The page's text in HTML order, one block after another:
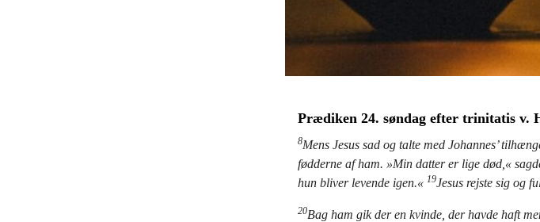
Prædiken 24. søndag efter trinitatis v.
8Mens Jesus sad og talte med Johannes’
fødderne af ham. »Min datter er lige død,«
hun bliver levende igen.« 19Jesus rejste sig og
20Bag ham gik der en kvinde, der havde haft